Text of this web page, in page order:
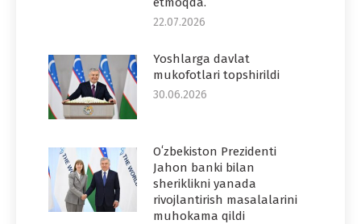
22.07.2026
Yoshlarga davlat
mukofotlari topshirildi
30.06.2026
Oʻzbekiston Prezidenti
Jahon banki bilan
sheriklikni yanada
rivojlantirish masalalarini
muhokama qildi